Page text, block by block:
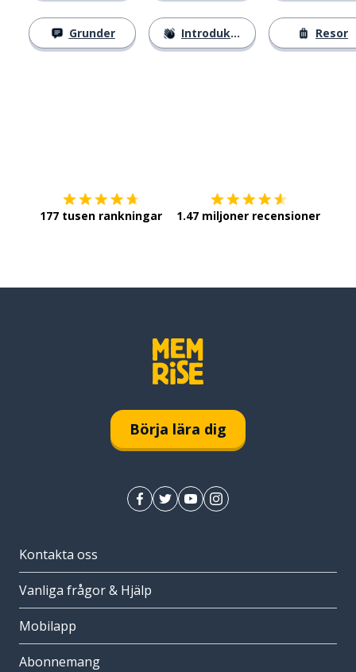
Grunder Introduktion Resor
177 tusen rankningar 1.47 miljoner recensioner
Börja lära dig
Kontakta oss
Vanliga frågor & Hjälp
Mobilapp
Abonnemang